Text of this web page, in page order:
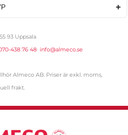
93 Uppsala
438 76 48· info@almeco.se
Almeco AB. Priser är exkl. moms,
frakt.